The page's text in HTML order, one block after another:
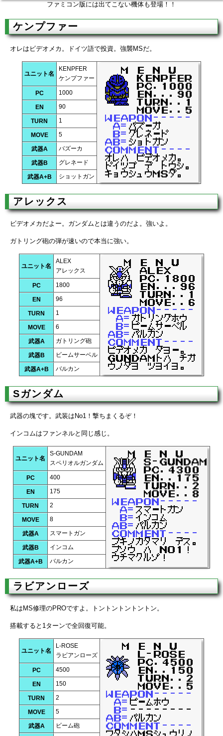
ファミコン版には出てこない機体も登場！！
ケンプファー
オレはビデオメカ。ドイツ語で投資。強襲MSだ。
ユニット名
KENPFER
ケンプファー
PC 1000
EN 90
TURN 1
MOVE 5
武器A バズーカ
武器B グレネード
武器A+B ショットガン
アレックス
ビデオメカだよー。ガンダムとは違うのだよ。強いよ。
ガトリング砲の弾が速いので本当に強い。
ユニット名
ALEX
アレックス
PC 1800
EN 96
TURN 1
MOVE 6
武器A ガトリング砲
武器B ビームサーベル
武器A+B バルカン
Sガンダム
武器の塊です。武装はNo1！撃ちまくるぞ！
インコムはファンネルと同じ感じ。
ユニット名
S-GUNDAM
スペリオルガンダム
PC 400
EN 175
TURN 2
MOVE 8
武器A スマートガン
武器B インコム
武器A+B バルカン
ラビアンローズ
私はMS修理のPROですよ。トントントントントン。
搭載すると1ターンで全回復可能。
ユニット名
L-ROSE
ラビアンローズ
PC 4500
EN 150
TURN 2
MOVE 5
武器A ビーム砲